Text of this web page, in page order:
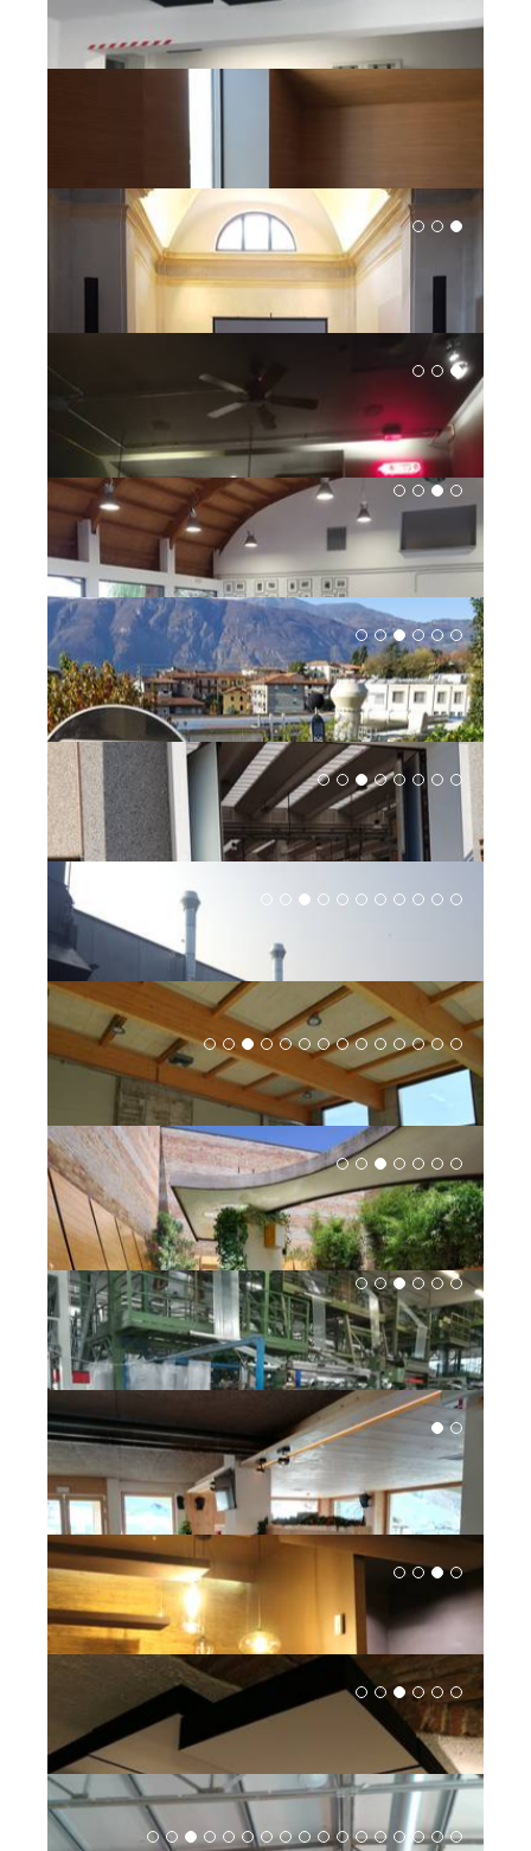
CORREZIONE SALA PROVE CORO FARNESIANO -
MUSICIANS | ARCHITECTURE
SCUOLA CIVICA DI MUSICA DI SONDRIO
MUSICIANS | INSTITUTIONS
CORREZIONE ACUSTICA AUDITORIUM DA CHIESA
SETTECENTESCA
MUSICIANS | INSTITUTIONS
MANCA AUT - TRATTAMENTO ACUSTICO D CAFFÈ A
MILANO
ARCHITECTURE | RETAIL BUSINESSES
PALASOLE DI BELLANO
MUSICIANS | INSTITUTIONS
OPERE DI INSONORIZZAZIONE INDUSTRIALE CON SILTE
SRL
RETAIL BUSINESSES | INDUSTRY AND ENVIRONMENT
STUDI ACUSTICI CON SPAZIO TECNICO SRL
RETAIL BUSINESSES | INDUSTRY AND ENVIRONMENT
IMPATTO ACUSTICO C.MATIC SPA
ARCHITECTURE | INDUSTRY AND ENVIRONMENT
CORREZIONE SALA POLIVALENTE COMUNALE CASTIONE
ANDEVENNO
INSTITUTIONS | ARCHITECTURE
INSTALLAZIONE MEIGUI DI ROBERTO CUOGHI ALLA
BIENNALE DI VENEZIA 2009
MUSICIANS | ARCHITECTURE
IMPATTO ACUSTICO PIDUEMME SRL
ARCHITECTURE | INDUSTRY AND ENVIRONMENT
ISOLAMENTO E CORREZIONE BAR HOTEL NEVADA -
BORMIO
ARCHITECTURE | RETAIL BUSINESSES